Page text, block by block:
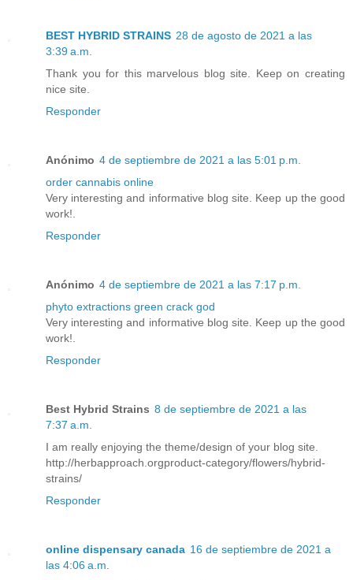
BEST HYBRID STRAINS 28 de agosto de 2021 a las
3:39 a.m.
Thank you for this marvelous blog site. Keep on creating
nice site.
Responder
Anónimo 4 de septiembre de 2021 a las 5:01 p.m.
order cannabis online
Very interesting and informative blog site. Keep up the good
work!.
Responder
Anónimo 4 de septiembre de 2021 a las 7:17 p.m.
phyto extractions green crack god
Very interesting and informative blog site. Keep up the good
work!.
Responder
Best Hybrid Strains 8 de septiembre de 2021 a las
7:37 a.m.
I am really enjoying the theme/design of your blog site.
http://herbapproach.orgproduct-category/flowers/hybrid-
strains/
Responder
online dispensary canada 16 de septiembre de 2021 a
las 4:06 a.m.